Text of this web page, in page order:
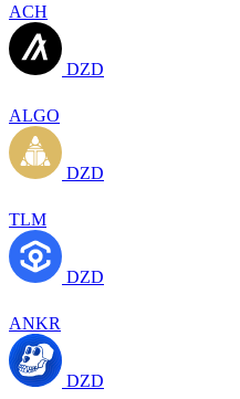
ACH
DZD
ALGO
DZD
TLM
DZD
ANKR
DZD